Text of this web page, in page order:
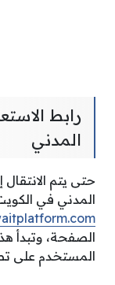
رابط
المدني
حتى يتم الانتقال
المدني في
الصفحة، وتبدأ
المستخدم على